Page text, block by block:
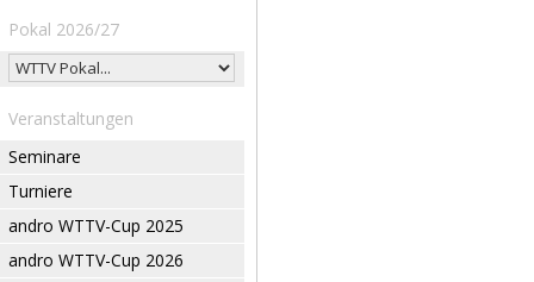
Pokal 2026/27
Veranstaltungen
Seminare
Turniere
andro WTTV-Cup 2025
andro WTTV-Cup 2026